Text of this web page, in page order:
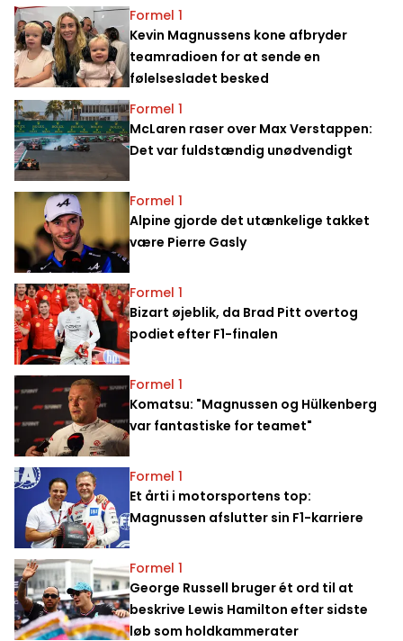
Formel 1
Kevin Magnussens kone afbryder
teamradioen for at sende en
følelsesladet besked
Formel 1
McLaren raser over Max Verstappen:
Det var fuldstændig unødvendigt
Formel 1
Alpine gjorde det utænkelige takket
være Pierre Gasly
Formel 1
Bizart øjeblik, da Brad Pitt overtog
podiet efter F1-finalen
Formel 1
Komatsu: "Magnussen og Hülkenberg
var fantastiske for teamet"
Formel 1
Et årti i motorsportens top:
Magnussen afslutter sin F1-karriere
Formel 1
George Russell bruger ét ord til at
beskrive Lewis Hamilton efter sidste
løb som holdkammerater